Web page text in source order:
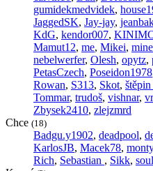
gumidekmedvidek,
JaggedSK, Jay-jay,
KdG, kendor007,
Mamut12, me, Mikei,
nebelwerfer, Olesh, opytz,
PetasCzech, Poseidon1978
Rowan, S313, Skot,
Tommar, trudoš, vishnar,
Zbysek2410, zlejzmrd
Chce (18)
Badgu.y1902, deadpool,
KarlosJB, Macek78,
Rich, Sebastian , Sikk,